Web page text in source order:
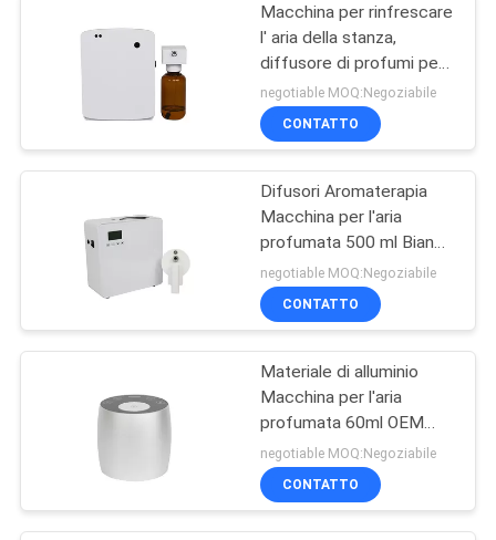
Macchina per rinfrescare
l' aria della stanza,
diffusore di profumi per il
bagno
negotiable MOQ:Negoziabile
CONTATTO
Difusori Aromaterapia
Macchina per l'aria
profumata 500 ml Bianco
800-1200m3 Copertura
profumata
negotiable MOQ:Negoziabile
CONTATTO
Materiale di alluminio
Macchina per l'aria
profumata 60ml OEM
Mini Diffusore Bianco
senza Acqua
negotiable MOQ:Negoziabile
CONTATTO